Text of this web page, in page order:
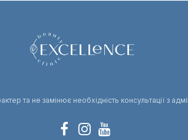
та не замінює необхідність консультації з